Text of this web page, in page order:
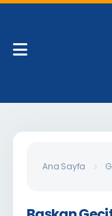
Ana Sayfa